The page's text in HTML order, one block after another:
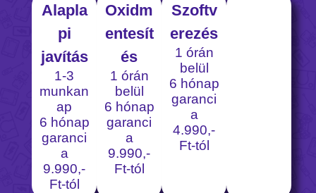
Alapla
pi
javítás
1-3
munkan
ap
6 hónap
garanci
a
9.990,-
Ft-tól
Oxidm
entesít
és
1 órán
belül
6 hónap
garanci
a
9.990,-
Ft-tól
Szoftv
erezés
1 órán
belül
6 hónap
garanci
a
4.990,-
Ft-tól